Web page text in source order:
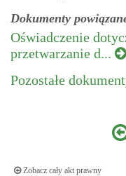
Dokumenty
Oświadczenie
przetwarzanie d...
Pozostałe
Zobacz cały akt prawny